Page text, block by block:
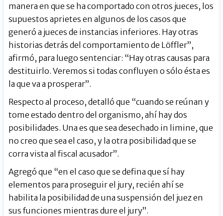
manera en que se ha comportado con otros jueces, los
supuestos aprietes en algunos de los casos que
generó a jueces de instancias inferiores. Hay otras
historias detrás del comportamiento de Löffler”,
afirmó, para luego sentenciar: “Hay otras causas para
destituirlo. Veremos si todas confluyen o sólo ésta es
la que va a prosperar”.
Respecto al proceso, detalló que “cuando se reúnan y
tome estado dentro del organismo, ahí hay dos
posibilidades. Una es que sea desechado in limine, que
no creo que sea el caso, y la otra posibilidad que se
corra vista al fiscal acusador”.
Agregó que “en el caso que se defina que sí hay
elementos para proseguir el jury, recién ahí se
habilita la posibilidad de una suspensión del juez en
sus funciones mientras dure el jury”.